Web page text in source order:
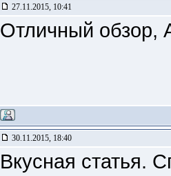
27.11.2015, 10:41
Отличный обзор,
30.11.2015, 18:40
Вкусная статья.